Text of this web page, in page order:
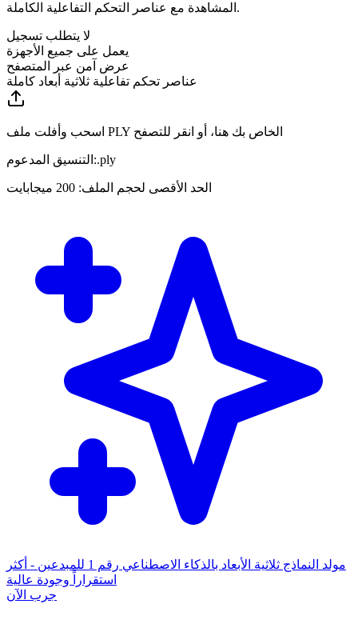
المشاهدة مع عناصر التحكم التفاعلية الكاملة.
لا يتطلب تسجيل
يعمل على جميع الأجهزة
عرض آمن عبر المتصفح
عناصر تحكم تفاعلية ثلاثية أبعاد كاملة
اسحب وأفلت ملف PLY الخاص بك هنا، أو انقر للتصفح
التنسيق المدعوم:.ply
الحد الأقصى لحجم الملف: 200 ميجابايت
مولد النماذج ثلاثية الأبعاد بالذكاء الاصطناعي رقم 1 للمبدعين - أكثر
استقراراً وجودة عالية
جرب الآن